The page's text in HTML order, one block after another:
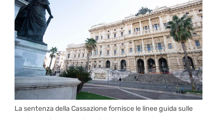
La sentenza della Cassazione fornisce le linee guida sulle